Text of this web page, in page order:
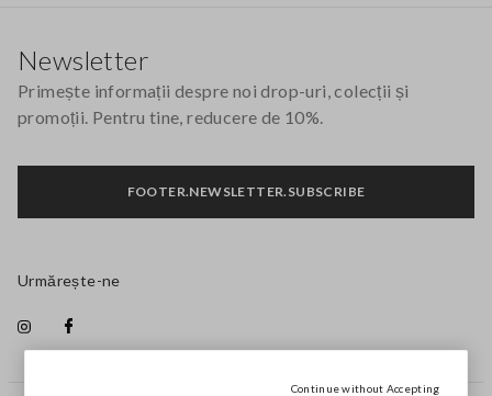
Newsletter
Primește informații despre noi drop-uri, colecții și
promoții. Pentru tine, reducere de 10%.
FOOTER.NEWSLETTER.SUBSCRIBE
Urmărește-ne
Continue without Accepting